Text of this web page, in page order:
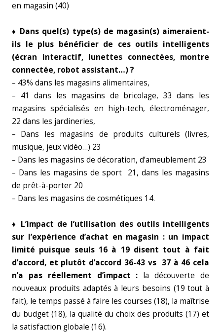
en magasin (40)
♦ Dans quel(s) type(s) de magasin(s) aimeraient-
ils le plus bénéficier de ces outils intelligents
(écran interactif, lunettes connectées, montre
connectée, robot assistant…) ?
– 43% dans les magasins alimentaires,
– 41 dans les magasins de bricolage, 33 dans les
magasins spécialisés en high-tech, électroménager,
22 dans les jardineries,
– Dans les magasins de produits culturels (livres,
musique, jeux vidéo…) 23
– Dans les magasins de décoration, d’ameublement 23
– Dans les magasins de sport 21, dans les magasins
de prêt-à-porter 20
– Dans les magasins de cosmétiques 14.
♦ L’impact de l’utilisation des outils intelligents
sur l’expérience d’achat en magasin : un impact
limité puisque seuls 16 à 19 disent tout à fait
d’accord, et plutôt d’accord 36-43 vs 37 à 46 cela
n’a pas réellement d’impact : la découverte de
nouveaux produits adaptés à leurs besoins (19 tout à
fait), le temps passé à faire les courses (18), la maîtrise
du budget (18), la qualité du choix des produits (17) et
la satisfaction globale (16).